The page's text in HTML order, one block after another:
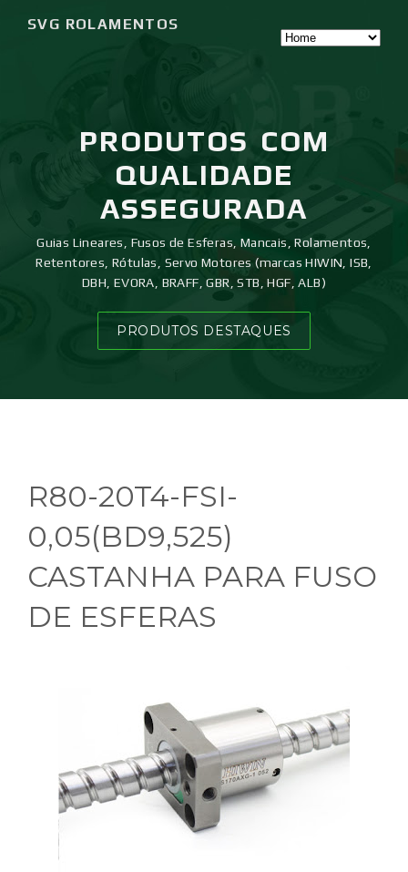
SVG ROLAMENTOS
PRODUTOS COM
QUALIDADE
ASSEGURADA
Guias Lineares, Fusos de Esferas, Mancais, Rolamentos,
Retentores, Rótulas, Servo Motores (marcas HIWIN, ISB,
DBH, EVORA, BRAFF, GBR, STB, HGF, ALB)
PRODUTOS DESTAQUES
R80-20T4-FSI-
0,05(BD9,525)
CASTANHA PARA FUSO
DE ESFERAS